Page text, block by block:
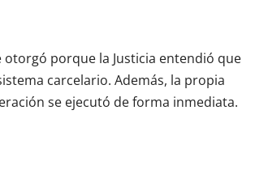
porque la Justicia entendió que
carcelario. Además, la propia
se ejecutó de forma inmediata.